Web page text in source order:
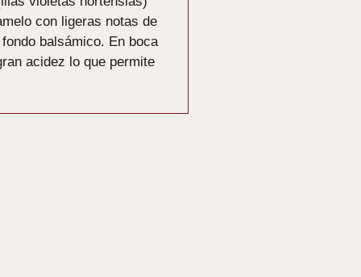
con ligeras notas de
balsámico. En boca
acidez lo que permite